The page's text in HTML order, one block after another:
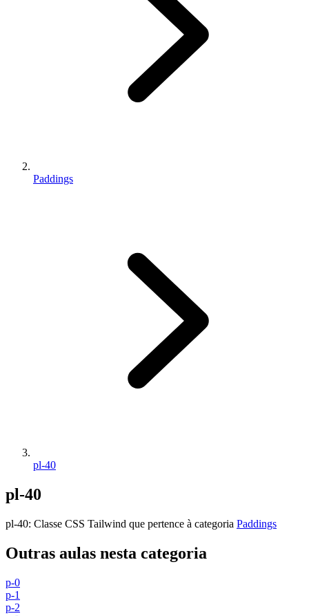
Paddings
pl-40
pl-40
pl-40: Classe CSS Tailwind que pertence à categoria Paddings
Outras aulas nesta categoria
p-0
p-1
p-2